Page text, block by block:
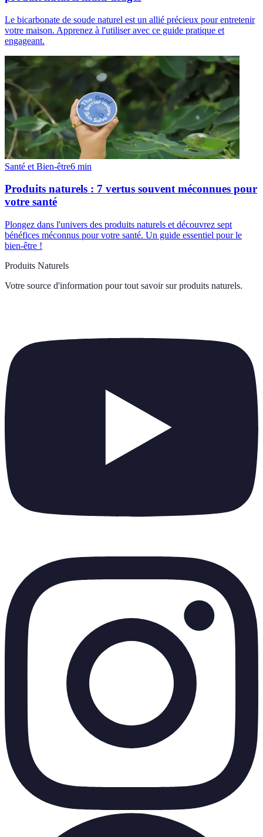
Le bicarbonate de soude naturel est un allié précieux pour entretenir
votre maison. Apprenez à l'utiliser avec ce guide pratique et
engageant.
Santé et Bien-être6 min
Produits naturels : 7 vertus souvent méconnues pour
votre santé
Plongez dans l'univers des produits naturels et découvrez sept
bénéfices méconnus pour votre santé. Un guide essentiel pour le
bien-être !
Produits Naturels
Votre source d'information pour tout savoir sur produits naturels.